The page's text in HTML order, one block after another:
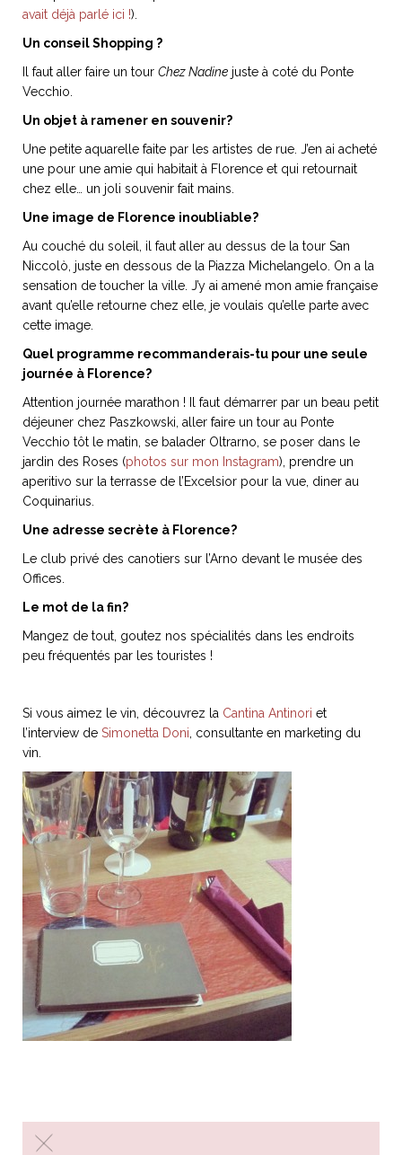
avait déjà parlé ici !).
Un conseil Shopping ?
Il faut aller faire un tour Chez Nadine juste à coté du Ponte
Vecchio.
Un objet à ramener en souvenir?
Une petite aquarelle faite par les artistes de rue. J’en ai acheté
une pour une amie qui habitait à Florence et qui retournait
chez elle… un joli souvenir fait mains.
Une image de Florence inoubliable?
Au couché du soleil, il faut aller au dessus de la tour San
Niccolò, juste en dessous de la Piazza Michelangelo. On a la
sensation de toucher la ville. J’y ai amené mon amie française
avant qu’elle retourne chez elle, je voulais qu’elle parte avec
cette image.
Quel programme recommanderais-tu pour une seule
journée à Florence?
Attention journée marathon ! Il faut démarrer par un beau petit
déjeuner chez Paszkowski, aller faire un tour au Ponte
Vecchio tôt le matin, se balader Oltrarno, se poser dans le
jardin des Roses (photos sur mon Instagram), prendre un
aperitivo sur la terrasse de l’Excelsior pour la vue, diner au
Coquinarius.
Une adresse secrète à Florence?
Le club privé des canotiers sur l’Arno devant le musée des
Offices.
Le mot de la fin?
Mangez de tout, goutez nos spécialités dans les endroits
peu fréquentés par les touristes !
Si vous aimez le vin, découvrez la Cantina Antinori et
l’interview de Simonetta Doni , consultante en marketing du
vin.